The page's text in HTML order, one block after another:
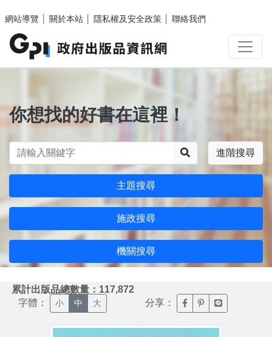
網站導覽
關於本站 隱私權及安全政策 聯絡我們
你想找的好書在這裡！
進階搜尋
主題搜尋
施政搜尋
機關搜尋
累計出版品總數量：117,872
字體： 小 中 大 分享： 臉書分享(另開新視窗)
噗浪分享(另開新
Line分享(另